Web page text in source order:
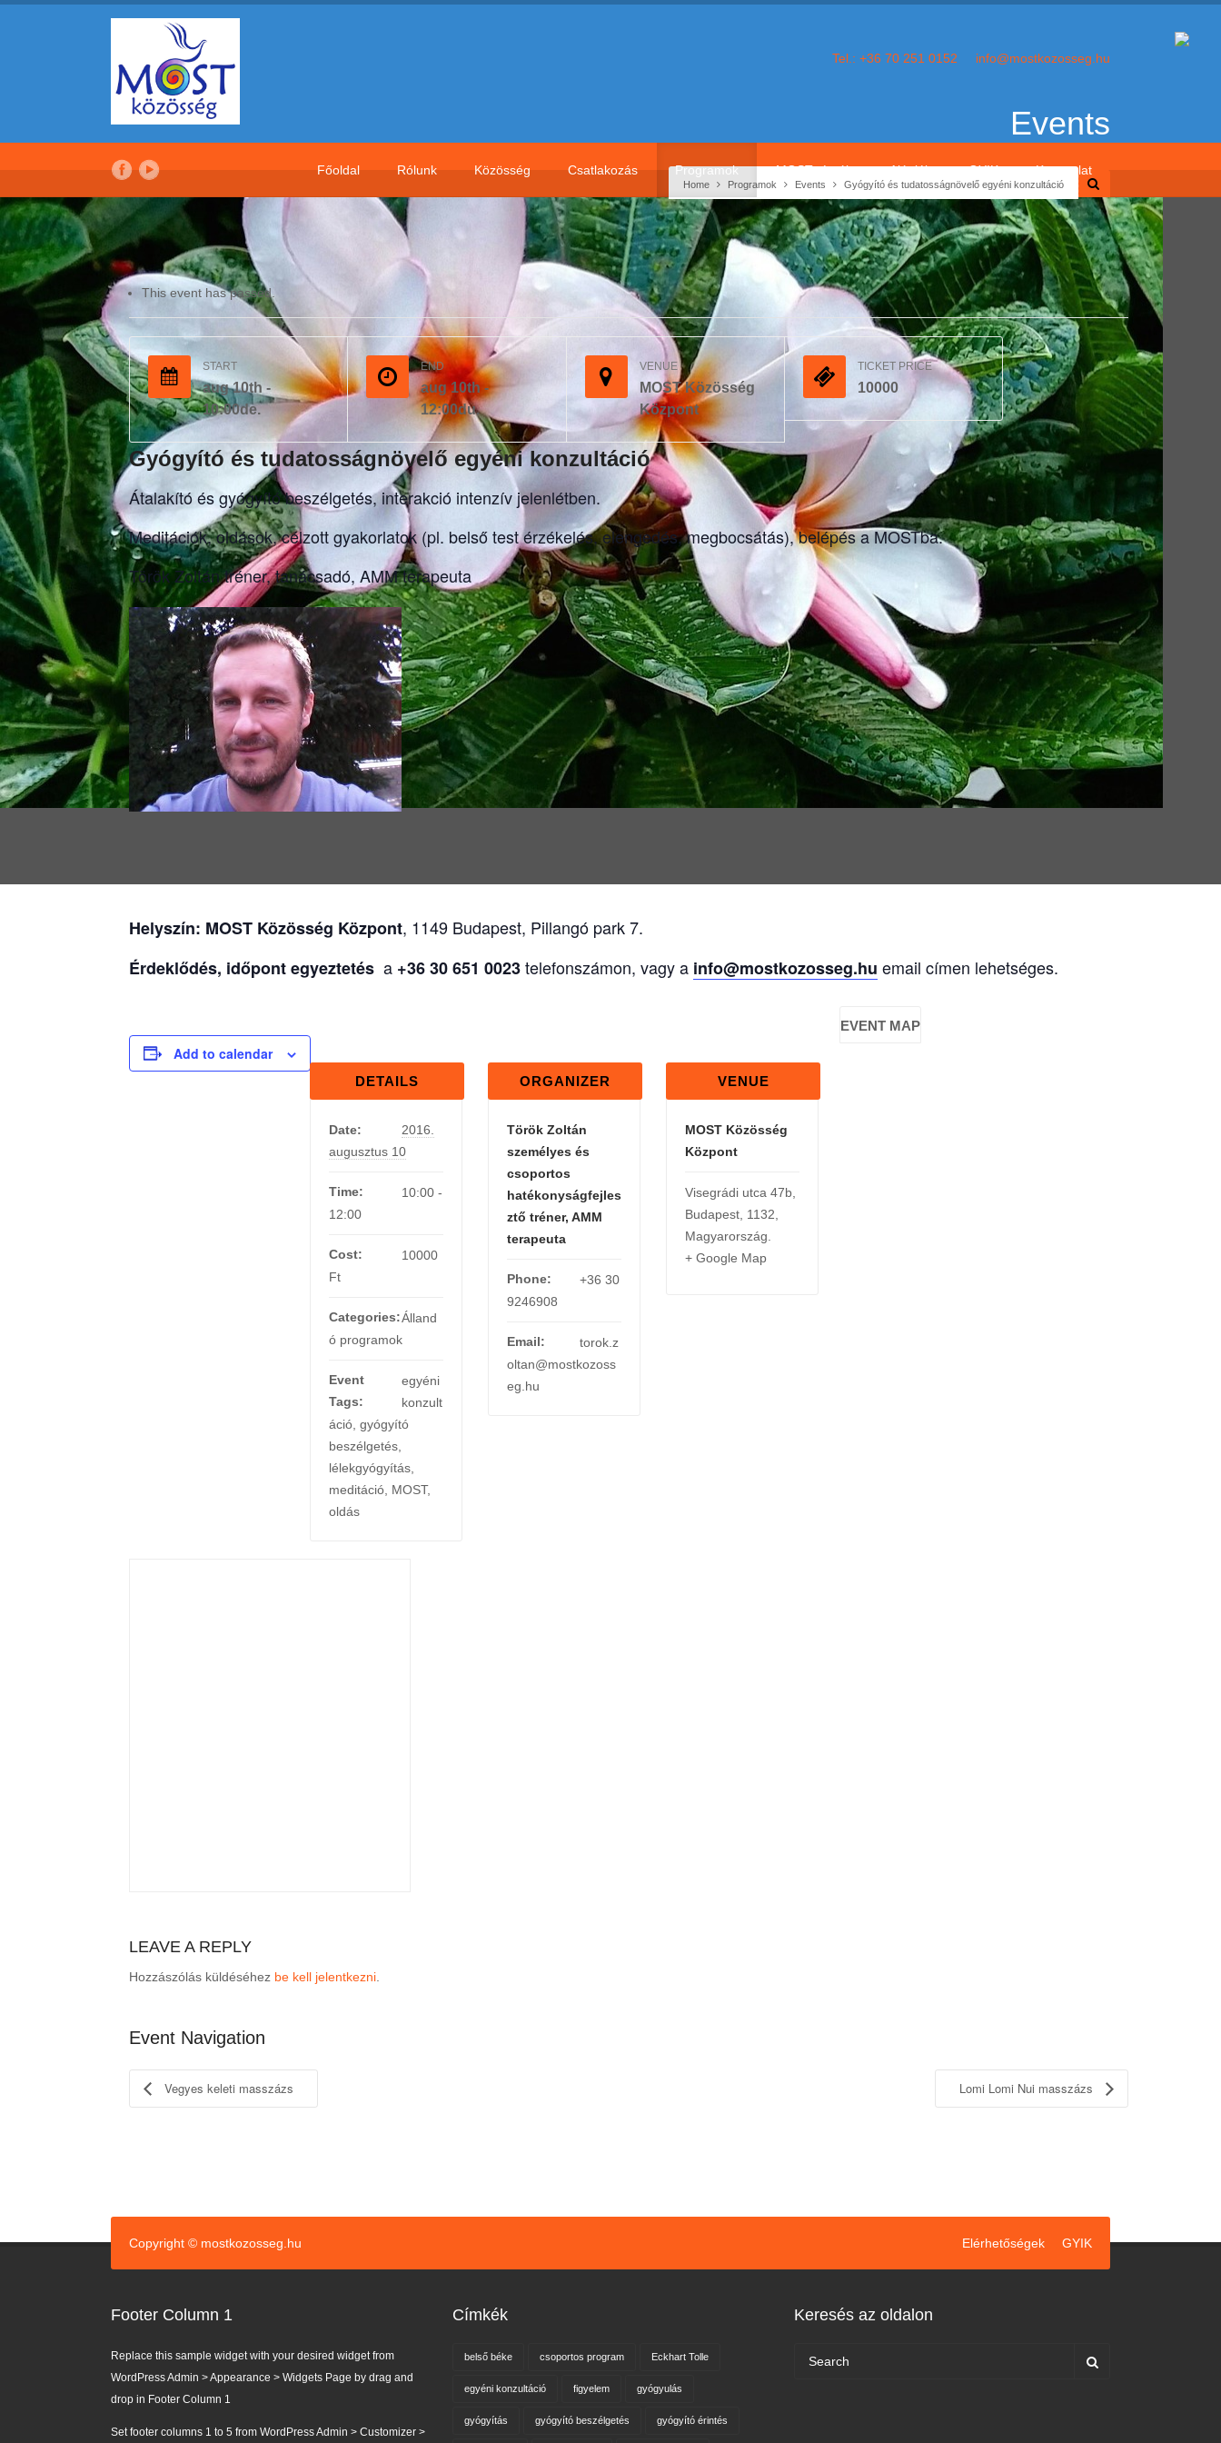
Tel.: +36 70 251 0152 info@mostkozosseg.hu
Főoldal Rólunk Közösség Csatlakozás Programok MOST témák Ajánlók GYIK Kapcsolat
Home Programok Events Gyógyító és tudatosságnövelő egyéni konzultáció
Events
This event has passed.
START
aug 10th -
10:00de.
END
aug 10th -
12:00du.
VENUE
MOST Közösség
Központ
TICKET PRICE
10000
Gyógyító és tudatosságnövelő egyéni konzultáció
Átalakító és gyógyító beszélgetés, interakció intenzív jelenlétben.
Meditációk, oldások, célzott gyakorlatok (pl. belső test érzékelés, elengedés, megbocsátás), belépés a MOSTba.
Török Zoltán tréner, tanácsadó, AMM terapeuta
Helyszín: MOST Közösség Központ, 1149 Budapest, Pillangó park 7.
Érdeklődés, időpont egyeztetés a +36 30 651 0023telefonszámon, vagy a info@mostkozosseg.hu email címen lehetséges.
Add to calendar
DETAILS
Date:
2016.
augusztus 10
Time:
10:00 -
12:00
Cost:
10000
Ft
Categories:Álland
ó programok
Event
Tags:
egyéni
konzult
áció gyógyító
beszélgetés
lélekgyógyítás
meditáció MOST,
oldás
ORGANIZER
Török Zoltán
személyes és
csoportos
hatékonyságfejles
ztő tréner, AMM
terapeuta
Phone:
+36 30
9246908
Email:
torok.z
oltan@mostkozoss
eg.hu
VENUE
MOST Közösség
Központ
Visegrádi utca 47b
Budapest 1132
Magyarország
+ Google Map
EVENT MAP
LEAVE A REPLY
Hozzászólás küldéséhez be kell jelentkezni
Event Navigation
Vegyes keleti masszázs Lomi Lomi Nui masszázs
Copyright © mostkozosseg.hu Elérhetőségek GYIK
Footer Column 1
Replace this sample widget with your desired widget from
WordPress Admin > Appearance > Widgets Page by drag and
drop in Footer Column 1
Set footer columns 1 to 5 from WordPress Admin > Customizer >
Címkék
belső béke csoportos program Eckhart Tolle
egyéni konzultáció figyelem gyógyulás
gyógyítás gyógyító beszélgetés gyógyító érintés
Keresés az oldalon